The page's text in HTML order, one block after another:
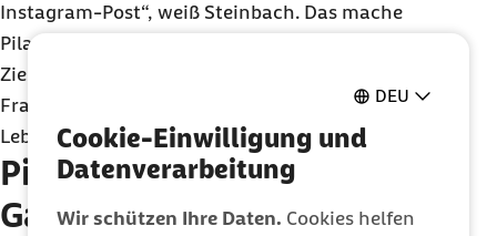
DEU
Cookie-Einwilligung und
Datenverarbeitung
Wir schützen Ihre Daten. Cookies helfen
Instagram-Post“, weiß Steinbach. Das mache
Pilates zu einem Training für eine ganz bestimmte
Zielgruppe - vor allem für junge, modebewusste
Frauen, die einen trendigen und zugleich gesunden
Lebensstil präferieren.
Pilates als
Ganzkörpertraining: Für